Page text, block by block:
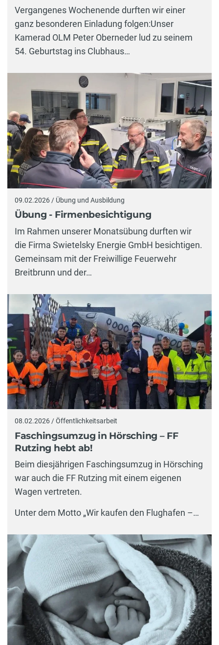
Vergangenes Wochenende durften wir einer
ganz besonderen Einladung folgen:Unser
Kamerad OLM Peter Oberneder lud zu seinem
54. Geburtstag ins Clubhaus…
09.02.2026 / Übung und Ausbildung
Übung - Firmenbesichtigung
Im Rahmen unserer Monatsübung durften wir
die Firma Swietelsky Energie GmbH besichtigen.
Gemeinsam mit der Freiwillige Feuerwehr
Breitbrunn und der…
08.02.2026 / Öffentlichkeitsarbeit
Faschingsumzug in Hörsching – FF
Rutzing hebt ab!
Beim diesjährigen Faschingsumzug in Hörsching
war auch die FF Rutzing mit einem eigenen
Wagen vertreten.
Unter dem Motto „Wir kaufen den Flughafen –…